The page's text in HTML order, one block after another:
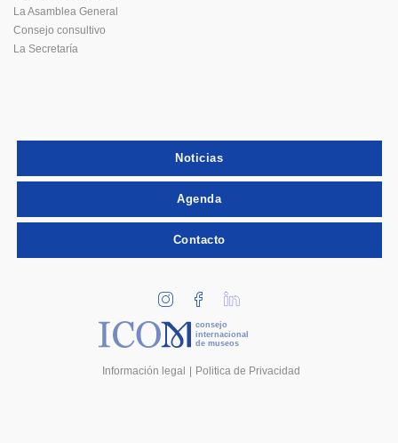
La Asamblea General
Consejo consultivo
La Secretaría
Noticias
Agenda
Contacto
consejo
internacional
de museos
Información legal Politica de Privacidad